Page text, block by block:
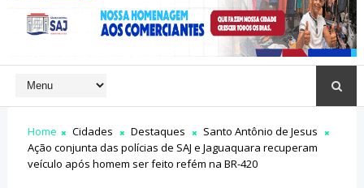
Home Cidades Destaques
Santo Antônio de Jesus
Ação conjunta das polícias de SAJ e Jaguaquara recuperam
veículo após homem ser feito refém na BR-420